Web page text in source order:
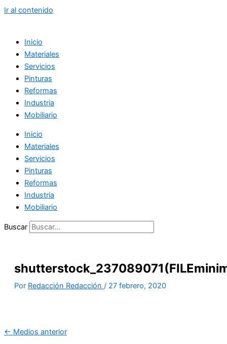
Ir al contenido
Inicio
Materiales
Servicios
Pinturas
Reformas
Industria
Mobiliario
Inicio
Materiales
Servicios
Pinturas
Reformas
Industria
Mobiliario
Buscar
Por Redacción Redacción / 27 febrero, 2020
← Medios anterior